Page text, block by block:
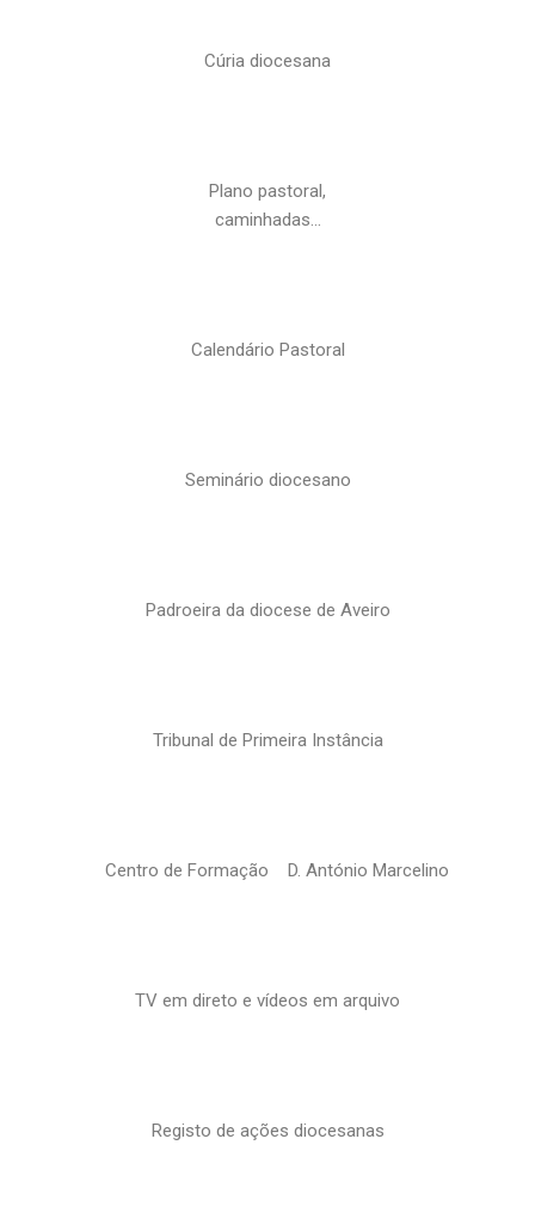
Cúria diocesana
Plano pastoral,
caminhadas…
Calendário Pastoral
Seminário diocesano
Padroeira da diocese de Aveiro
Tribunal de Primeira Instância
Centro de Formação D. António Marcelino
TV em direto e vídeos em arquivo
Registo de ações diocesanas